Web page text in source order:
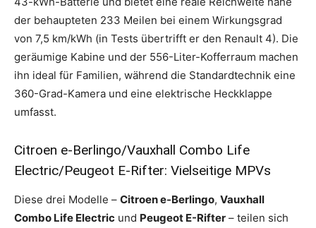
der behaupteten 233 Meilen bei einem Wirkungsgrad
von 7,5 km/kWh (in Tests übertrifft er den Renault 4). Die
geräumige Kabine und der 556-Liter-Kofferraum machen
ihn ideal für Familien, während die Standardtechnik eine
360-Grad-Kamera und eine elektrische Heckklappe
umfasst.
Citroen e-Berlingo/Vauxhall Combo Life
Electric/Peugeot E-Rifter: Vielseitige MPVs
Diese drei Modelle – Citroen e-Berlingo, Vauxhall
Combo Life Electric und Peugeot E-Rifter – teilen sich